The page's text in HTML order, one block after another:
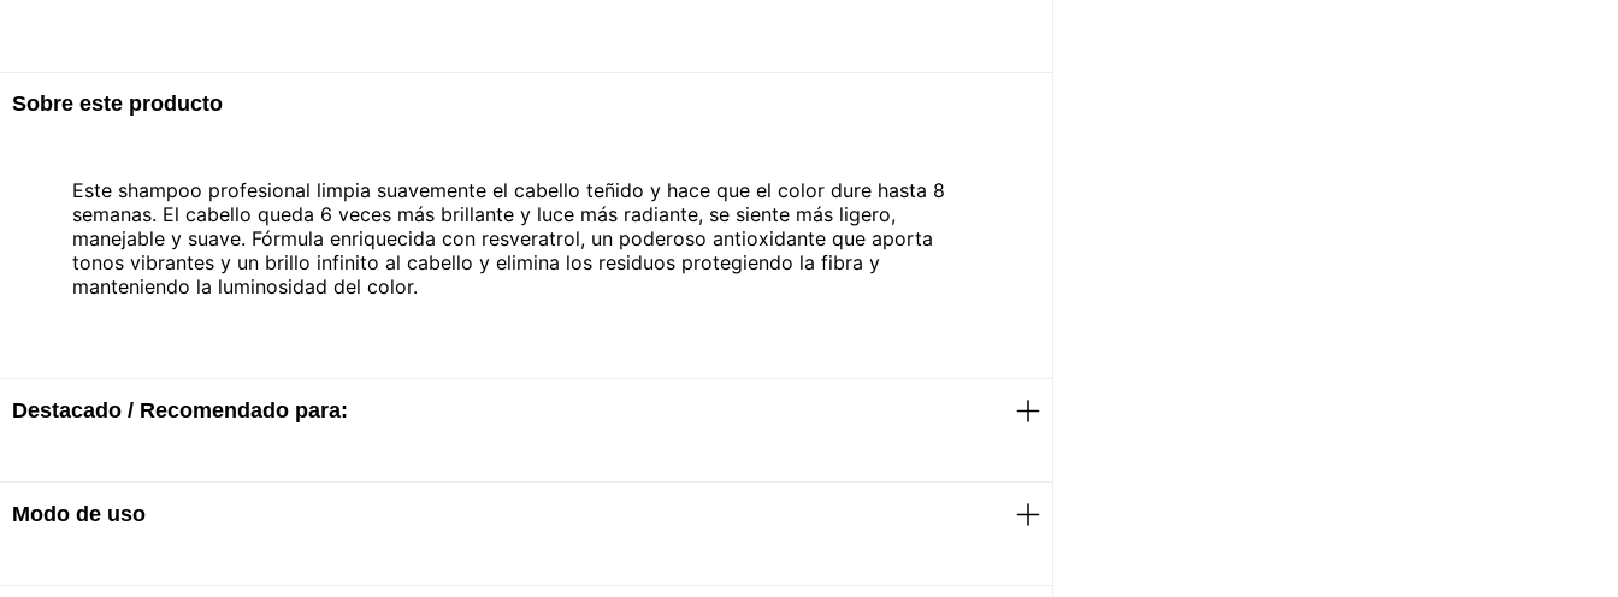
Sobre este producto
Este shampoo profesional limpia suavemente el cabello teñido y hace que el color dure hasta 8
semanas. El cabello queda 6 veces más brillante y luce más radiante, se siente más ligero,
manejable y suave. Fórmula enriquecida con resveratrol, un poderoso antioxidante que aporta
tonos vibrantes y un brillo infinito al cabello y elimina los residuos protegiendo la fibra y
manteniendo la luminosidad del color.
Destacado / Recomendado para:
· 8 semanas de protección del color.
Modo de uso